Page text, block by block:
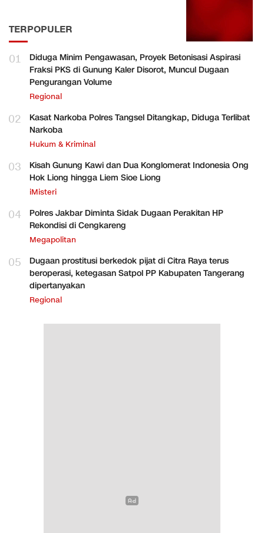
TERPOPULER
01
Diduga Minim Pengawasan, Proyek Betonisasi Aspirasi
Fraksi PKS di Gunung Kaler Disorot, Muncul Dugaan
Pengurangan Volume
Regional
02
Kasat Narkoba Polres Tangsel Ditangkap, Diduga Terlibat
Narkoba
Hukum & Kriminal
03
Kisah Gunung Kawi dan Dua Konglomerat Indonesia Ong
Hok Liong hingga Liem Sioe Liong
iMisteri
04
Polres Jakbar Diminta Sidak Dugaan Perakitan HP
Rekondisi di Cengkareng
Megapolitan
05
Dugaan prostitusi berkedok pijat di Citra Raya terus
beroperasi, ketegasan Satpol PP Kabupaten Tangerang
dipertanyakan
Regional